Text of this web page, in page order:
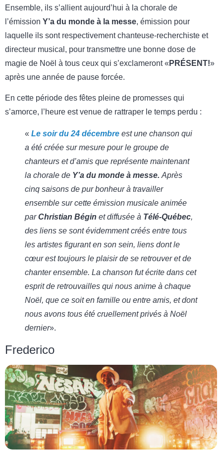
Ensemble, ils s’allient aujourd’hui à la chorale de
l’émission Y’a du monde à la messe, émission pour
laquelle ils sont respectivement chanteuse-recherchiste et
directeur musical, pour transmettre une bonne dose de
magie de Noël à tous ceux qui s’exclameront « PRÉSENT!»
après une année de pause forcée.
En cette période des fêtes pleine de promesses qui
s’amorce, l’heure est venue de rattraper le temps perdu :
« Le soir du 24 décembre est une chanson qui
a été créée sur mesure pour le groupe de
chanteurs et d’amis que représente maintenant
la chorale de Y’a du monde à messe. Après
cinq saisons de pur bonheur à travailler
ensemble sur cette émission musicale animée
parChristian Bégin et diffusée à Télé-Québec,
des liens se sont évidemment créés entre tous
les artistes figurant en son sein, liens dont le
cœur est toujours le plaisir de se retrouver et de
chanter ensemble. La chanson fut écrite dans cet
esprit de retrouvailles qui nous anime à chaque
Noël, que ce soit en famille ou entre amis, et dont
nous avons tous été cruellement privés à Noël
dernier».
Frederico